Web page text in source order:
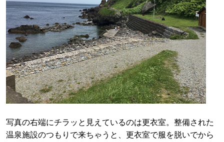
写真の右端にチラッと見えているのは更衣室。整備された
温泉施設のつもりで来ちゃうと、更衣室で服を脱いでから